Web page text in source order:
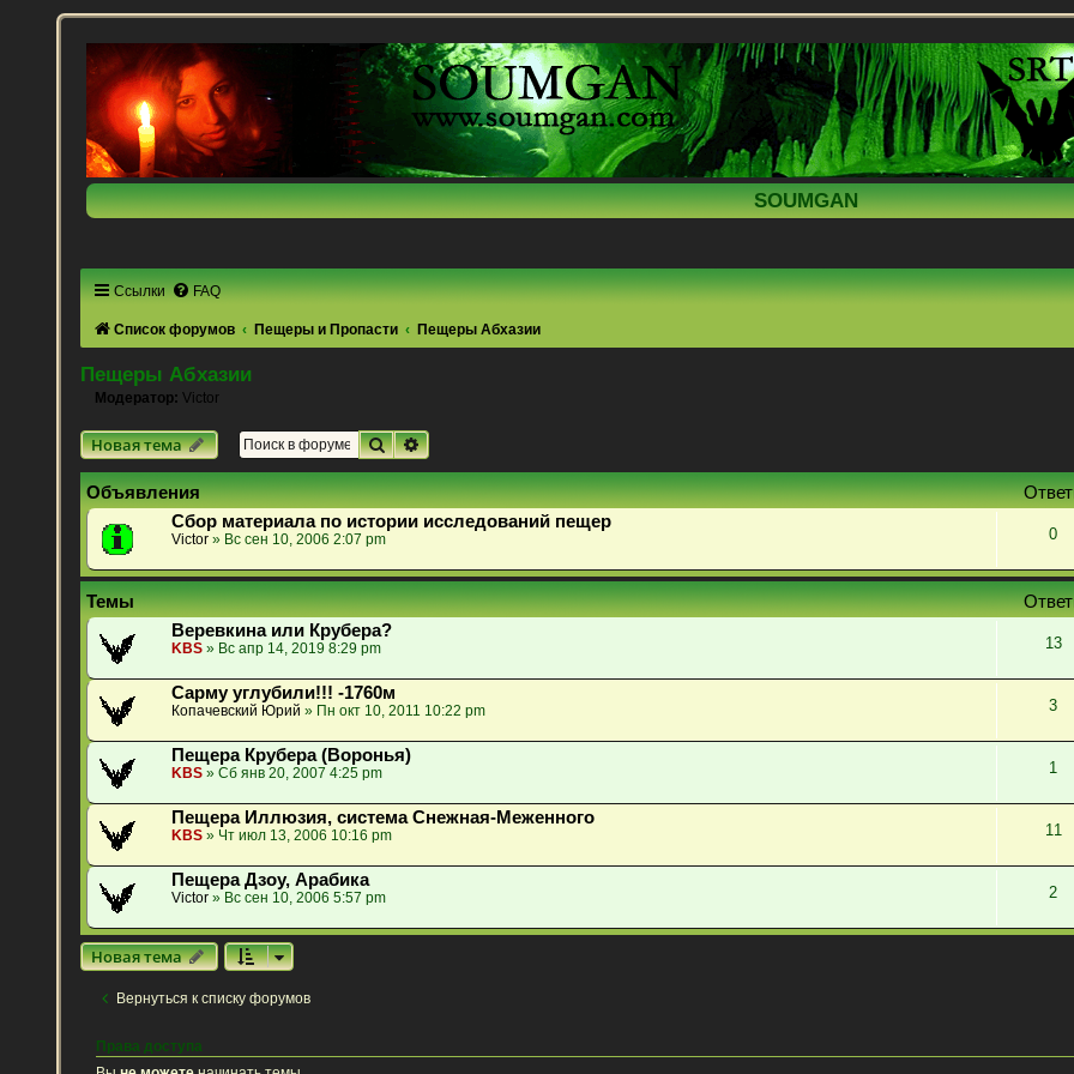
SOUMGAN
Ссылки FAQ
Список форумов Пещеры и Пропасти Пещеры Абхазии
Пещеры Абхазии
Модератор: Victor
Новая тема ПоискРасширенный поиск
Объявления
Сбор материала по истории исследований пещер
Victor » Вс сен 10, 2006 2:07 pm 0
Темы
Веревкина или Крубера?
KBS » Вс апр 14, 2019 8:29 pm 13
Сарму углубили!!! -1760м
Копачевский Юрий » Пн окт 10, 2011 10:22 pm 3
Пещера Крубера (Воронья)
KBS » Сб янв 20, 2007 4:25 pm 1
Пещера Иллюзия, система Снежная-Меженного
KBS » Чт июл 13, 2006 10:16 pm 11
Пещера Дзоу, Арабика
Victor » Вс сен 10, 2006 5:57 pm 2
Новая тема
Вернуться к списку форумов
Права доступа